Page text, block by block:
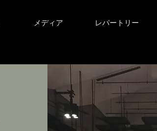
メディア レパートリー